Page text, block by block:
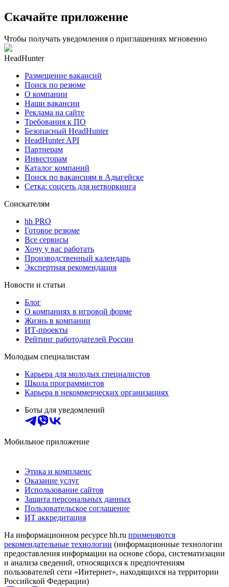
Скачайте приложение
Чтобы получать уведомления о приглашениях мгновенно
HeadHunter
Размещение вакансий
Поиск по резюме
О компании
Наши вакансии
Реклама на сайте
Требования к ПО
Безопасный HeadHunter
HeadHunter API
Партнерам
Инвесторам
Каталог компаний
Поиск по вакансиям в Адыгейске
Сетка: соцсеть для нетворкинга
Соискателям
hh PRO
Готовое резюме
Все сервисы
Хочу у вас работать
Производственный календарь
Экспертная рекомендация
Новости и статьи
Блог
О компаниях в игровой форме
Жизнь в компании
ИТ-проекты
Рейтинг работодателей России
Молодым специалистам
Карьера для молодых специалистов
Школа программистов
Карьера в некоммерческих организациях
Боты для уведомлений
Мобильное приложение
Этика и комплаенс
Оказание услуг
Использование сайтов
Защита персональных данных
Пользовательское соглашение
ИТ аккредитация
На информационном ресурсе hh.ru применяются
рекомендательные технологии (информационные технологии
предоставления информации на основе сбора, систематизации
и анализа сведений, относящихся к предпочтениям
пользователей сети «Интернет», находящихся на территории
Российской Федерации)